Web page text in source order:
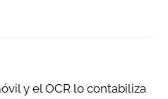
y el OCR lo contabiliza